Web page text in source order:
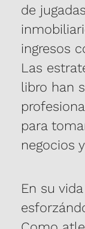
de
ingresos
Las
libro han
para
negocios
En su